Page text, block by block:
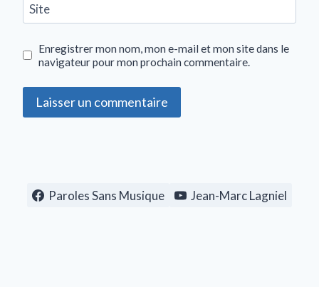
Site
Enregistrer mon nom, mon e-mail et mon site dans le
navigateur pour mon prochain commentaire.
Paroles Sans Musique Jean-Marc Lagniel